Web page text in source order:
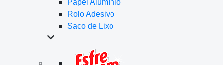
Papel Alumínio
Rolo Adesivo
Saco de Lixo